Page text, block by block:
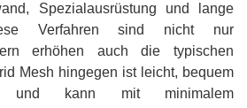
Spezialausrüstung und lange
Verfahren sind nicht nur
erhöhen auch die typischen
Mesh hingegen ist leicht, bequem
und kann mit minimalem